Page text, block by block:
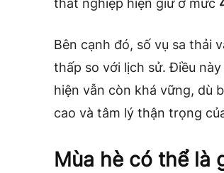
thất nghiệp hiện giữ ở mức
Bên cạnh đó, số vụ sa thải
thấp so với lịch sử. Điều
hiện vẫn còn khá vững, dù
cao và tâm lý thận trọng
Mùa hè có thể là